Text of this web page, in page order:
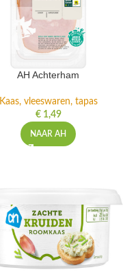
AH Achterham
Kaas, vleeswaren, tapas
€1,49
NAAR AH